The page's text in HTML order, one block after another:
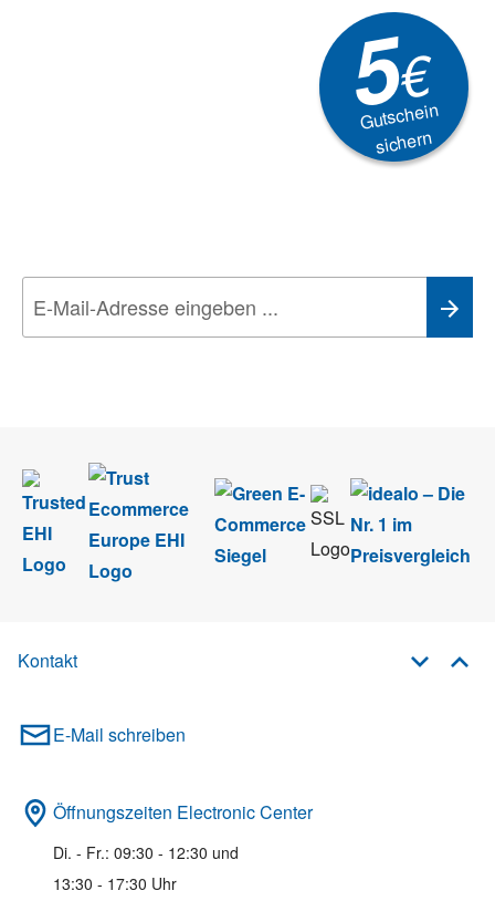
5€
Gutschein
sichern
Kontakt
E-Mail schreiben
Öffnungszeiten Electronic Center
Di. - Fr.: 09:30 - 12:30 und
13:30 - 17:30 Uhr